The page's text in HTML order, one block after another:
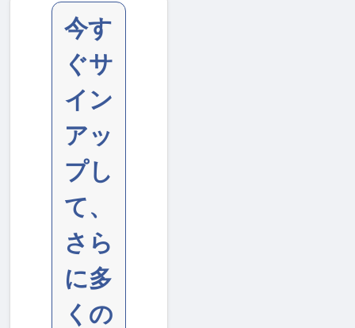
今す
ぐサ
イン
アッ
プし
て、
さら
に多
くの